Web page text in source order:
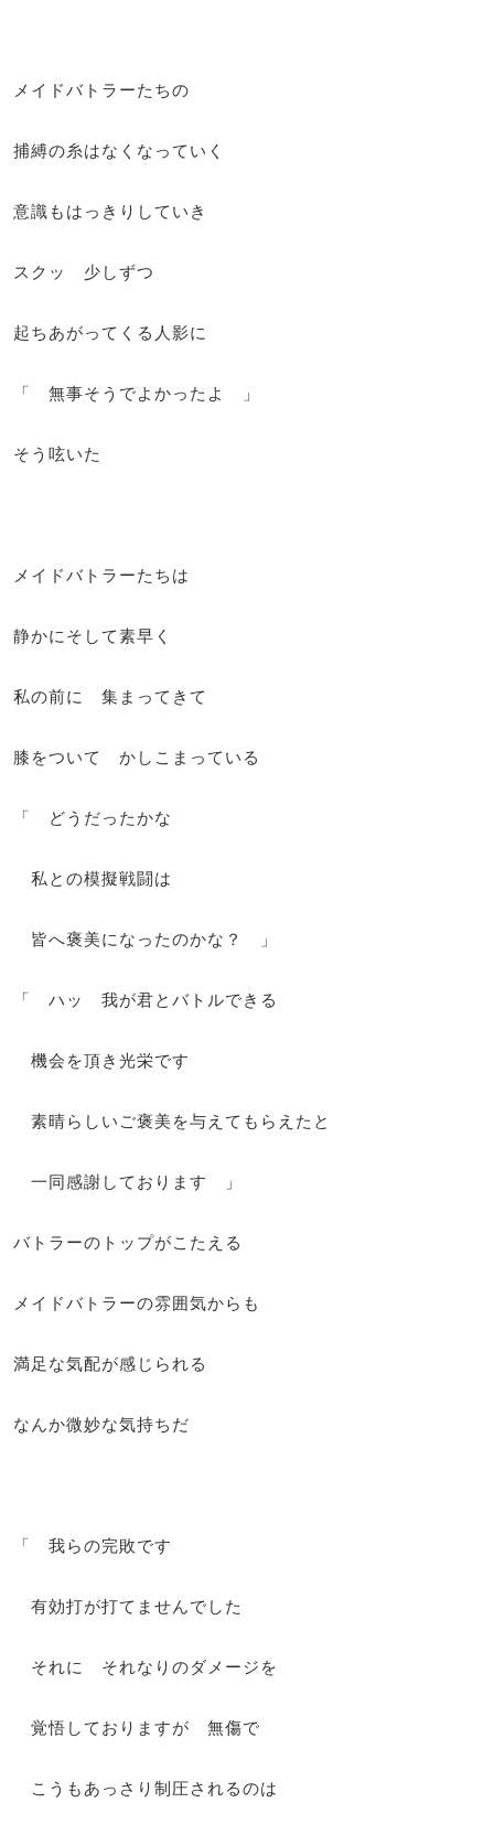
メイドバトラーたちの
捕縛の糸はなくなっていく
意識もはっきりしていき
スクッ 少しずつ
起ちあがってくる人影に
「 無事そうでよかったよ 」
そう呟いた
メイドバトラーたちは
静かにそして素早く
私の前に 集まってきて
膝をついて かしこまっている
「 どうだったかな
私との模擬戦闘は
皆へ褒美になったのかな？ 」
「 ハッ 我が君とバトルできる
機会を頂き光栄です
素晴らしいご褒美を与えてもらえたと
一同感謝しております 」
バトラーのトップがこたえる
メイドバトラーの雰囲気からも
満足な気配が感じられる
なんか微妙な気持ちだ
「 我らの完敗です
有効打が打てませんでした
それに それなりのダメージを
覚悟しておりますが 無傷で
こうもあっさり制圧されるのは